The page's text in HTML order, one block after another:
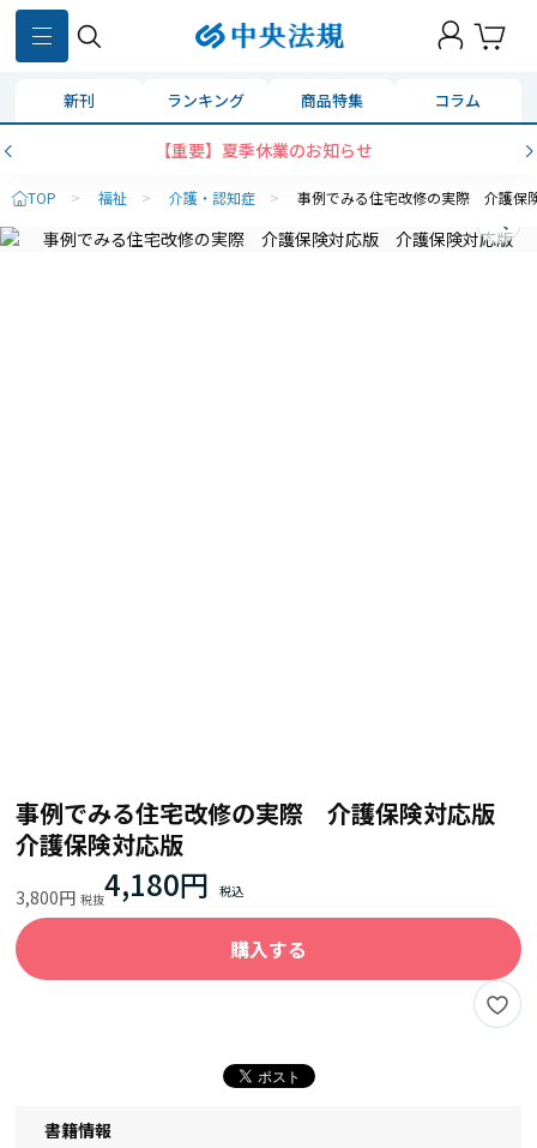
新刊 ランキング 商品特集 コラム
【重要】夏季休業のお知らせ
TOP > 福祉 > 介護・認知症 > 事例でみる住宅改修の実際 介護保
事例でみる住宅改修の実際 介護保険対応版
介護保険対応版
3,800円 4,180円
購入する
書籍情報